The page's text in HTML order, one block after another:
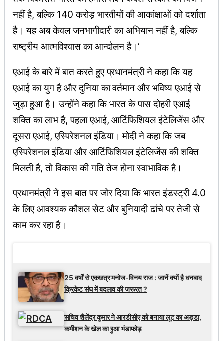
नहीं है, बल्कि 140 करोड़ भारतीयों की आकांक्षाओं को दर्शाता
है। यह अब केवल जनभागीदारी का अभियान नहीं है, बल्कि
राष्ट्रीय आत्मविश्वास का आन्दोलन है।’
एआई के बारे में बात करते हुए प्रधानमंत्री ने कहा कि यह
एआई का युग है और दुनिया का वर्तमान और भविष्य एआई से
जुड़ा हुआ है। उन्होंने कहा कि भारत के पास दोहरी एआई
शक्ति का लाभ है, पहला एआई, आर्टिफिशियल इंटेलिजेंस और
दूसरा एआई, एस्पिरेशनल इंडिया। मोदी ने कहा कि जब
एस्पिरेशनल इंडिया और आर्टिफिशियल इंटेलिजेंस की शक्ति
मिलती है, तो विकास की गति तेज होना स्वाभाविक है।
प्रधानमंत्री ने इस बात पर जोर दिया कि भारत इंडस्ट्री 4.0
के लिए आवश्यक कौशल सेट और बुनियादी ढांचे पर तेजी से
काम कर रहा है।
25 वर्षों से एकछत्र मनोज-विनय राज : जानें क्यों है धनबाद
क्रिकेट संघ में बदलाव की जरूरत ?
सचिव शैलेंद्र कुमार ने आरडीसीए को बनाया लूट का अड्डा,
कमीशन के खेल का हुआ भंडाफोड़